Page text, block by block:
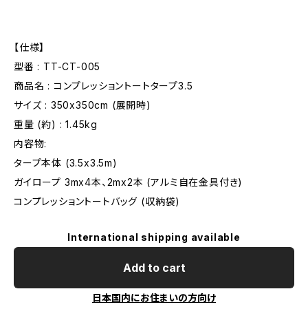
【仕様】
型番 : TT-CT-005
商品名 : コンプレッショントートタープ3.5
サイズ : 350x350cm (展開時)
重量 (約) : 1.45kg
内容物:
タープ本体 (3.5x3.5m)
ガイロープ 3mx4本、2mx2本 (アルミ自在金具付き)
コンプレッショントートバッグ (収納袋)
International shipping available
Add to cart
日本国内にお住まいの方向け